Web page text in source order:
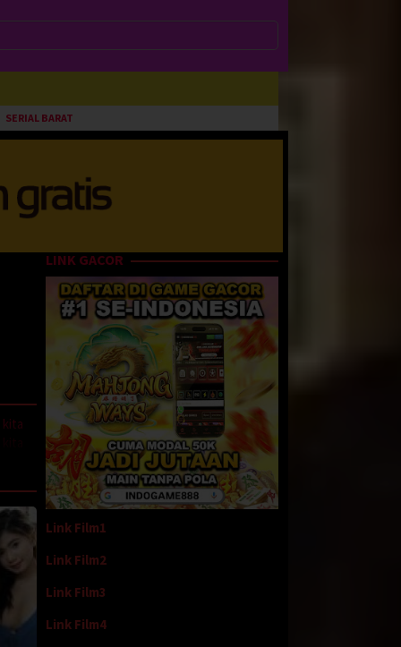
SERIAL BARAT
kita
LINK GACOR
Link Film1
Link Film2
Link Film3
Link Film4